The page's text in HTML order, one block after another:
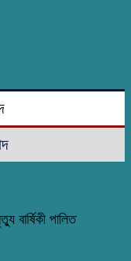
বার্ষিকী পালিত